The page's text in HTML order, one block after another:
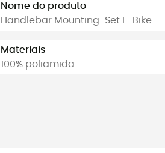
Nome do produto
Handlebar Mounting-Set E-Bike
Materiais
100% poliamida